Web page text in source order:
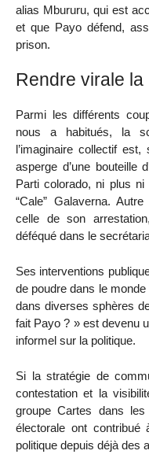
alias Mbururu, qui est
et que Payo défend,
prison.
Rendre virale la
Parmi les différents
nous a habitués, la
l’imaginaire collectif
asperge d’une bouteille
Parti colorado, ni plus
“Cale” Galaverna.
celle de son
déféqué dans le
Ses interventions
de poudre dans le
dans diverses sphères
fait Payo ? » est devenu
informel sur la politique.
Si la stratégie de
contestation et la
groupe Cartes dans
électorale ont
politique depuis déjà des